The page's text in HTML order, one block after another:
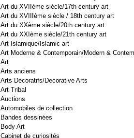
Art du XVIIème siècle/17th century art
Art du XVIIIème siècle / 18th century art
Art du XXème siècle/20th century art
Art du XXIème siècle/21th century art
Art Islamique/Islamic art
Art Moderne & Contemporain/Modern &
Art
Arts anciens
Arts Décoratifs/Decorative Arts
Art Tribal
Auctions
Automobiles de collection
Bandes dessinées
Body Art
Cabinet de curiosités